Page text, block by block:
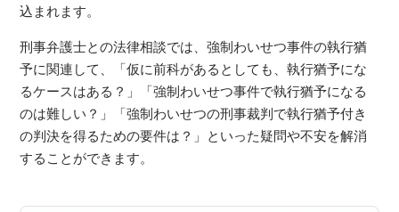
込まれます。
刑事弁護士との法律相談では、強制わいせつ事件の執行猶
予に関連して、「仮に前科があるとしても、執行猶予にな
るケースはある？」「強制わいせつ事件で執行猶予になる
のは難しい？」「強制わいせつの刑事裁判で執行猶予付き
の判決を得るための要件は？」といった疑問や不安を解消
することができます。